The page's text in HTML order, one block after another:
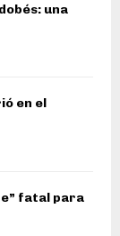
una
en el
fatal para